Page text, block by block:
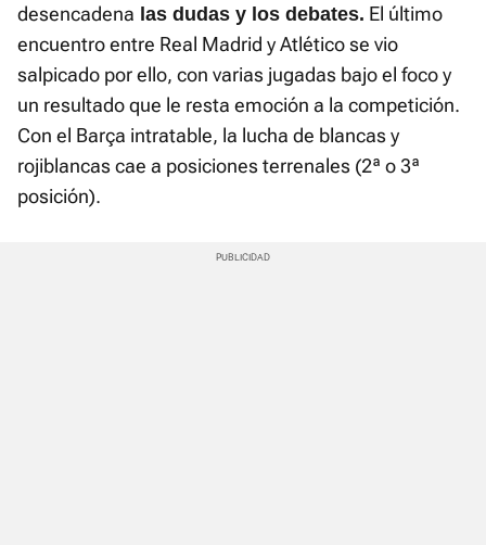
desencadena las dudas y los debates. El último
encuentro entre Real Madrid y Atlético se vio
salpicado por ello, con varias jugadas bajo el foco y
un resultado que le resta emoción a la competición.
Con el Barça intratable, la lucha de blancas y
rojiblancas cae a posiciones terrenales (2ª o 3ª
posición).